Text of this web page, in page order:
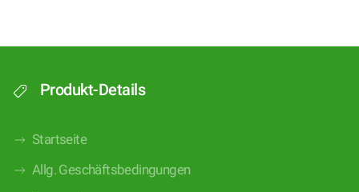
Produkt-Details
Startseite
Allg. Geschäftsbedingungen